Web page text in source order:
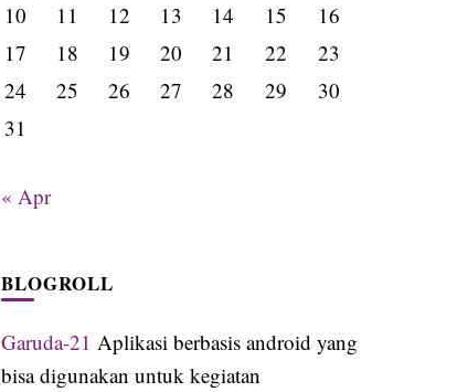
10
11 12 13 14 15
16
17
18 19 20 21 22
23
24
25 26 27 28 29
30
31
« Apr
BLOGROLL
Garuda-21 Aplikasi berbasis android yang
bisa digunakan untuk kegiatan